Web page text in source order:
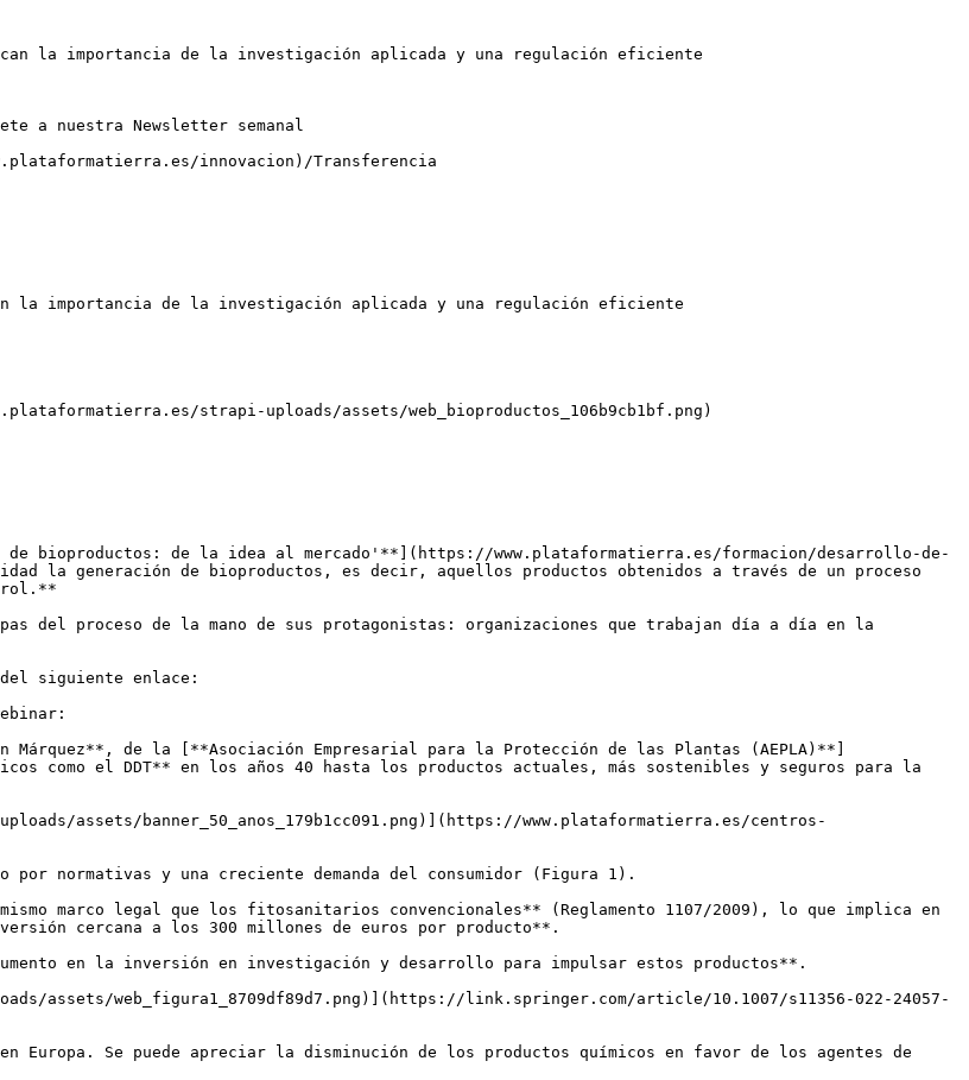
la importancia de la investigación aplicada y una regulación eficiente
a nuestra Newsletter semanal
innovacion)/Transferencia
la importancia de la investigación aplicada y una regulación eficiente
strapi-uploads/assets/web_bioproductos_106b9cb1bf.png)
bioproductos: de la idea al mercado'**](https://www.plataformatierra.es/formacion/desarrollo-de-
la generación de bioproductos, es decir, aquellos productos obtenidos a través de un proceso
del proceso de la mano de sus protagonistas: organizaciones que trabajan día a día en la
siguiente enlace:
de la [**Asociación Empresarial para la Protección de las Plantas (AEPLA)**]
como el DDT** en los años 40 hasta los productos actuales, más sostenibles y seguros para la
assets/banner_50_anos_179b1cc091.png)](https://www.plataformatierra.es/centros-
normativas y una creciente demanda del consumidor (Figura 1).
marco legal que los fitosanitarios convencionales** (Reglamento 1107/2009), lo que implica en
cercana a los 300 millones de euros por producto**.
en la inversión en investigación y desarrollo para impulsar estos productos**.
web_figura1_8709df89d7.png)](https://link.springer.com/article/10.1007/s11356-022-24057-
Se puede apreciar la disminución de los productos químicos en favor de los agentes de